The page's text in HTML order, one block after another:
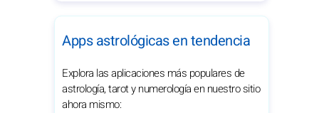
Apps astrológicas en tendencia
Explora las aplicaciones más populares de
astrología, tarot y numerología en nuestro sitio
ahora mismo: